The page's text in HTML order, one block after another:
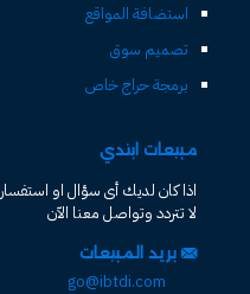
استضافة المواقع
تصميم سوق
برمجة حراج خاص
مبيعات ابتدي
اذا كان لديك أى سؤال او استفسار
لا تتردد وتواصل معنا الآن
بريد المبيعات
go@ibtdi.com